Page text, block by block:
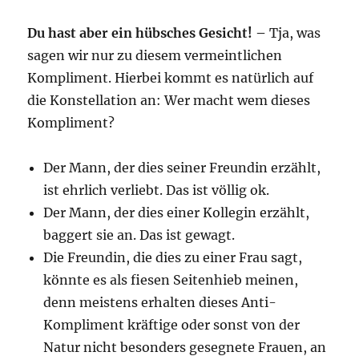
Du hast aber ein hübsches Gesicht! –Tja, was
sagen wir nur zu diesem vermeintlichen
Kompliment. Hierbei kommt es natürlich auf
die Konstellation an: Wer macht wem dieses
Kompliment?
Der Mann, der dies seiner Freundin erzählt,
ist ehrlich verliebt. Das ist völlig ok.
Der Mann, der dies einer Kollegin erzählt,
baggert sie an. Das ist gewagt.
Die Freundin, die dies zu einer Frau sagt,
könnte es als fiesen Seitenhieb meinen,
denn meistens erhalten dieses Anti-
Kompliment kräftige oder sonst von der
Natur nicht besonders gesegnete Frauen, an